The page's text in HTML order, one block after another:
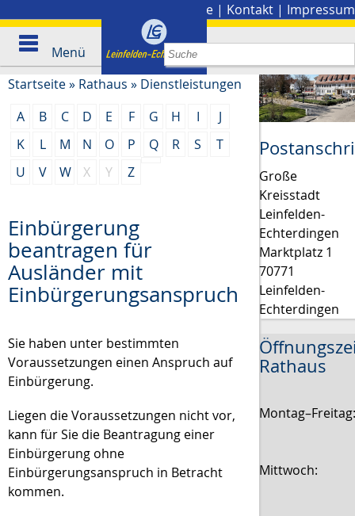
Presse | Kontakt | Impressum
Menü
Startseite» Rathaus » Dienstleistungen
A
B C D E F G H I
J
K
L M N O P Q R S
T
U
V W X Y Z
Einbürgerung
beantragen für
Ausländer mit
Einbürgerungsanspruch
Sie haben unter bestimmten
Voraussetzungen einen Anspruch auf
Einbürgerung.
Liegen die Voraussetzungen nicht vor,
kann für Sie die Beantragung einer
Einbürgerung ohne
Einbürgerungsanspruch in Betracht
kommen.
Große
Kreisstadt
Leinfelden-
Echterdingen
Marktplatz 1
70771
Leinfelden-
Echterdingen
Rathaus
Mittwoch: